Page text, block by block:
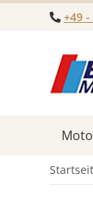
+49 -